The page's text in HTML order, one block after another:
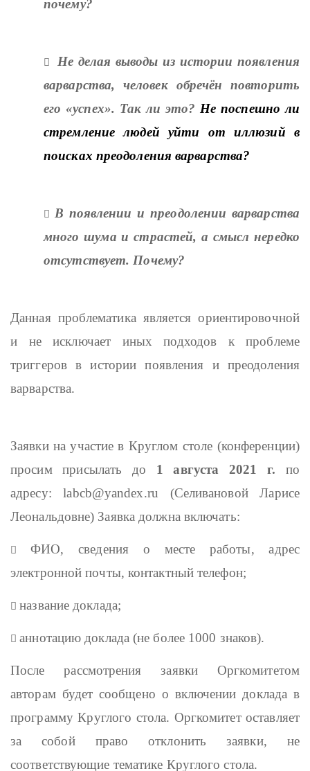
почему?
 Не делая выводы из истории появления
варварства, человек обречён повторить
его «успех». Так ли это? Не поспешно ли
стремление людей уйти от иллюзий в
поисках преодоления варварства?
 В появлении и преодолении варварства
много шума и страстей, а смысл нередко
отсутствует. Почему?
Данная проблематика является ориентировочной
и не исключает иных подходов к проблеме
триггеров в истории появления и преодоления
варварства.
Заявки на участие в Круглом столе (конференции)
просим присылать до 1 августа 2021 г. по
адресу:labcb@yandex.ru (Селивановой Ларисе
Леональдовне) Заявка должна включать:
 ФИО, сведения о месте работы, адрес
электронной почты, контактный телефон;
название доклада;
аннотацию доклада (не более 1000 знаков).
После рассмотрения заявки Оргкомитетом
авторам будет сообщено о включении доклада в
программу Круглого стола. Оргкомитет оставляет
за собой право отклонить заявки, не
соответствующие тематике Круглого стола.